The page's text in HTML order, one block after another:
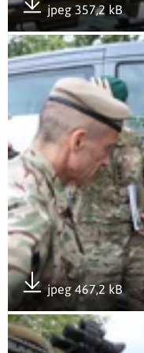
jpeg 357,2 kB
Pobierz załącznik
Otwórz załącznik
jpeg 467,2 kB
Pobierz załącznik
Otwórz załącznik